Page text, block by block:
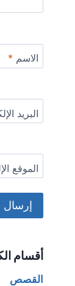
الاسم *
البريد
الموقع
أقسام الكتب
القصص